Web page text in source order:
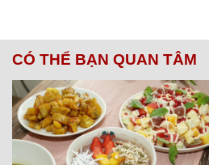
CÓ THỂ BẠN QUAN TÂM